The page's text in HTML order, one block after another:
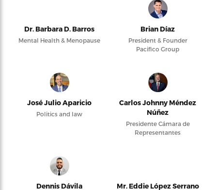
Dr. Barbara D. Barros
Mental Health & Menopause
Brian Díaz
President & Founder
Pacifico Group
José Julio Aparicio
Politics and law
Carlos Johnny Méndez
Núñez
Presidente Cámara de
Representantes
Dennis Dávila Mr. Eddie López Serrano